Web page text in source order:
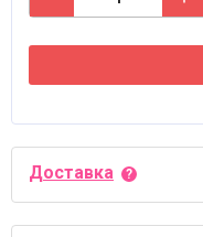
Доставка